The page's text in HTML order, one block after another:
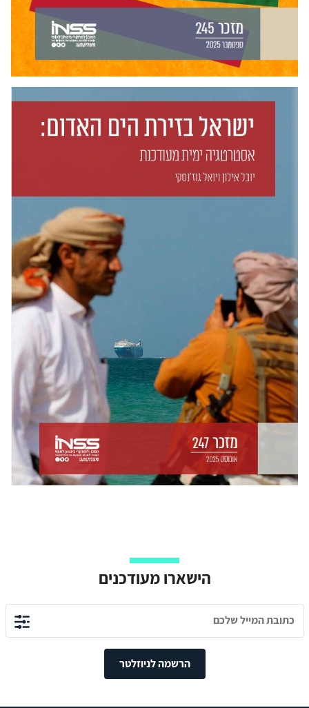
הישארו מעודכנים
הרשמה לניוזלטר